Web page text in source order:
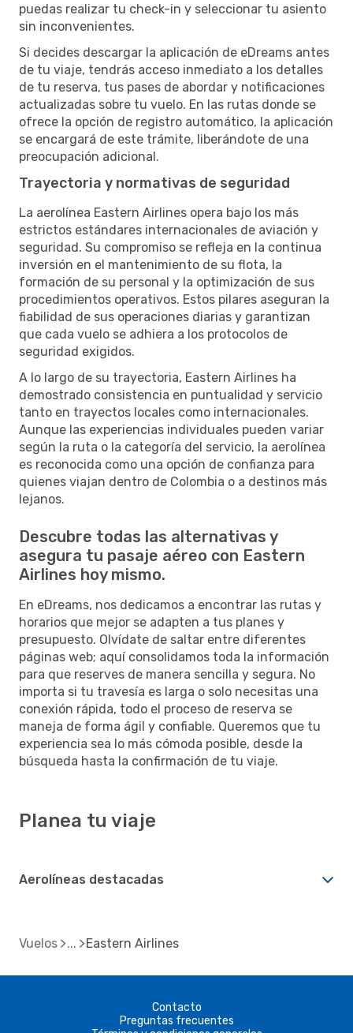
puedas realizar tu check-in y seleccionar tu asiento
sin inconvenientes.
Si decides descargar la aplicación de eDreams antes
de tu viaje, tendrás acceso inmediato a los detalles
de tu reserva, tus pases de abordar y notificaciones
actualizadas sobre tu vuelo. En las rutas donde se
ofrece la opción de registro automático, la aplicación
se encargará de este trámite, liberándote de una
preocupación adicional.
Trayectoria y normativas de seguridad
La aerolínea Eastern Airlines opera bajo los más
estrictos estándares internacionales de aviación y
seguridad. Su compromiso se refleja en la continua
inversión en el mantenimiento de su flota, la
formación de su personal y la optimización de sus
procedimientos operativos. Estos pilares aseguran la
fiabilidad de sus operaciones diarias y garantizan
que cada vuelo se adhiera a los protocolos de
seguridad exigidos.
A lo largo de su trayectoria, Eastern Airlines ha
demostrado consistencia en puntualidad y servicio
tanto en trayectos locales como internacionales.
Aunque las experiencias individuales pueden variar
según la ruta o la categoría del servicio, la aerolínea
es reconocida como una opción de confianza para
quienes viajan dentro de Colombia o a destinos más
lejanos.
Descubre todas las alternativas y
asegura tu pasaje aéreo con Eastern
Airlines hoy mismo.
En eDreams, nos dedicamos a encontrar las rutas y
horarios que mejor se adapten a tus planes y
presupuesto. Olvídate de saltar entre diferentes
páginas web; aquí consolidamos toda la información
para que reserves de manera sencilla y segura. No
importa si tu travesía es larga o solo necesitas una
conexión rápida, todo el proceso de reserva se
maneja de forma ágil y confiable. Queremos que tu
experiencia sea lo más cómoda posible, desde la
búsqueda hasta la confirmación de tu viaje.
Planea tu viaje
Aerolíneas destacadas
Vuelos Eastern Airlines
Contacto
Preguntas frecuentes